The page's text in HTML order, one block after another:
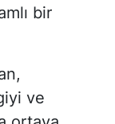
bir
ve